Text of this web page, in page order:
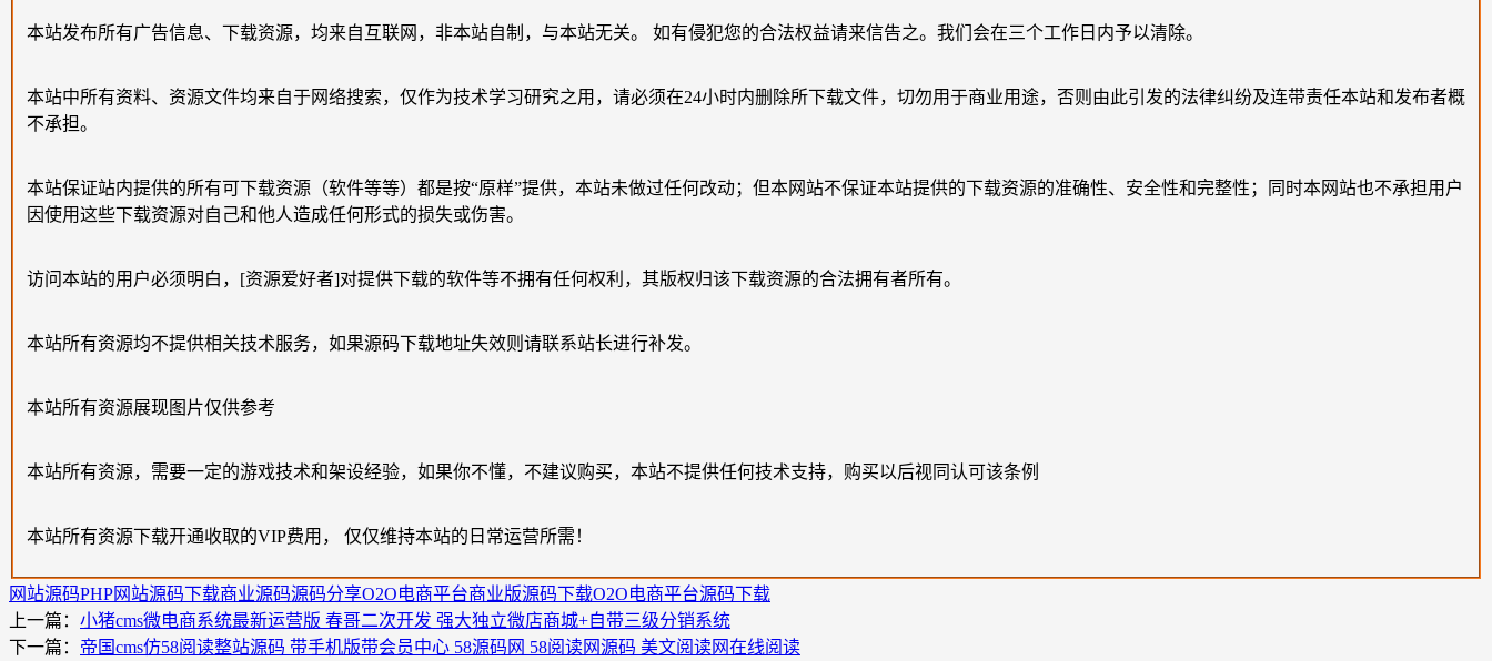
本站发布所有广告信息、下载资源，均来自互联网，非本站自制，与本站无关。 如有侵犯您的合法权益请来信告之。我们会在三个工作日内予以清除。
本站中所有资料、资源文件均来自于网络搜索，仅作为技术学习研究之用，请必须在24小时内删除所下载文件，切勿用于商业用途，否则由此引发的法律纠纷及连带责任本站和发布者概
不承担。
本站保证站内提供的所有可下载资源（软件等等）都是按“原样”提供，本站未做过任何改动；但本网站不保证本站提供的下载资源的准确性、安全性和完整性；同时本网站也不承担用户
因使用这些下载资源对自己和他人造成任何形式的损失或伤害。
访问本站的用户必须明白，[资源爱好者]对提供下载的软件等不拥有任何权利，其版权归该下载资源的合法拥有者所有。
本站所有资源均不提供相关技术服务，如果源码下载地址失效则请联系站长进行补发。
本站所有资源展现图片仅供参考
本站所有资源，需要一定的游戏技术和架设经验，如果你不懂，不建议购买，本站不提供任何技术支持，购买以后视同认可该条例
本站所有资源下载开通收取的VIP费用， 仅仅维持本站的日常运营所需！
网站源码PHP网站源码下载商业源码源码分享O2O电商平台商业版源码下载O2O电商平台源码下载
上一篇： 小猪cms微电商系统最新运营版 春哥二次开发 强大独立微店商城+自带三级分销系统
下一篇： 帝国cms仿58阅读整站源码 带手机版带会员中心 58源码网 58阅读网源码 美文阅读网在线阅读